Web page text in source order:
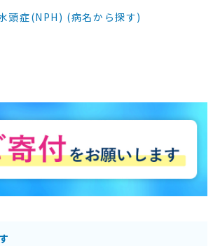
頭症(NPH) (病名から探す)